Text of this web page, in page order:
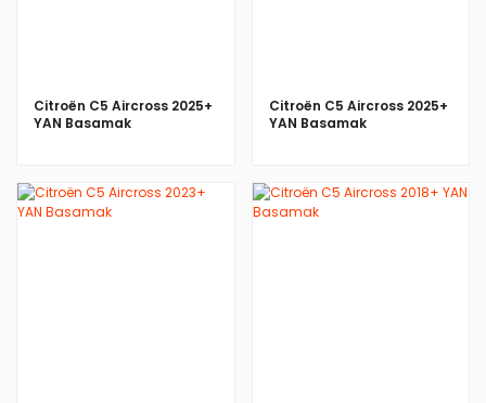
Citroën C5 Aircross 2025+
YAN Basamak
Citroën C5 Aircross 2025+
YAN Basamak